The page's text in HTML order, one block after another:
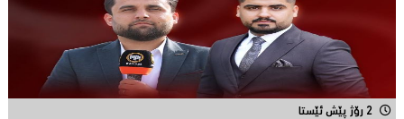
2 رۆژ پێش ئێستا